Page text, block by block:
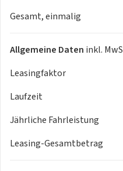
- Lenkradheizung
- Rücksitze klapp- und
- Bodenbelag Teppich
Exterieur
- Touchscreen Bedienung
- Außenspiegel elekt. und
- Notrufsystem
Gesamt, einmalig
Allgemeine Daten inkl.
Leasingfaktor
Laufzeit
Jährliche Fahrleistung
Leasing-Gesamtbetrag